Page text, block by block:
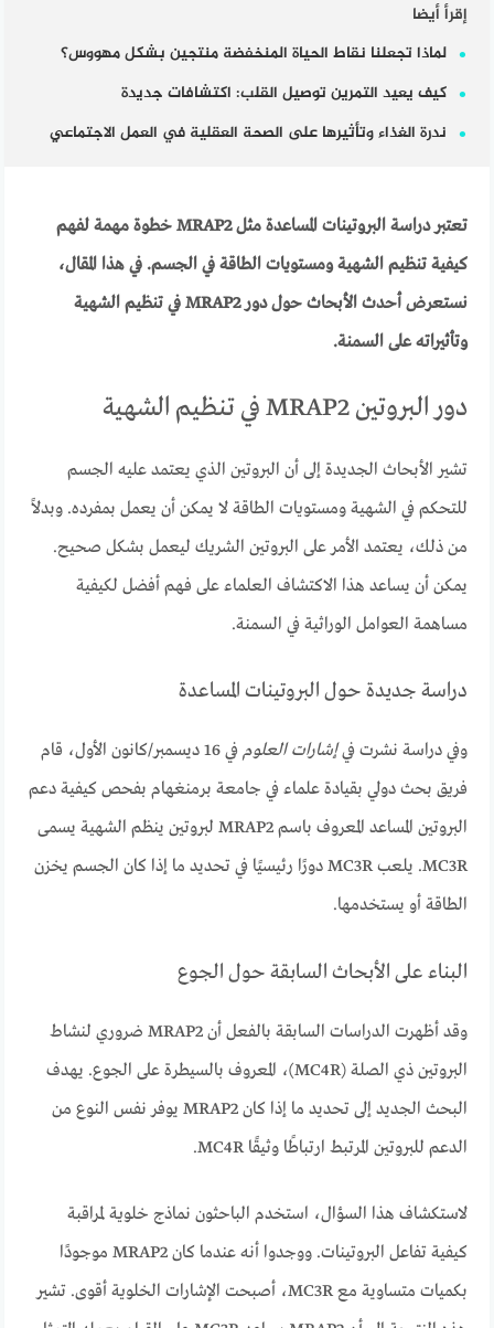
إقرأ أيضا
لماذا تجعلنا نقاط الحياة المنخفضة منتجين بشكل مهووس؟
كيف يعيد التمرين توصيل القلب: اكتشافات جديدة
ندرة الغذاء وتأثيرها على الصحة العقلية في العمل الاجتماعي
تعتبر دراسة البروتينات المساعدة مثل MRAP2 خطوة مهمة لفهم
كيفية تنظيم الشهية ومستويات الطاقة في الجسم. في هذا المقال،
نستعرض أحدث الأبحاث حول دور MRAP2 في تنظيم الشهية
وتأثيراته على السمنة.
دور البروتين MRAP2 في تنظيم الشهية
تشير الأبحاث الجديدة إلى أن البروتين الذي يعتمد عليه الجسم
للتحكم في الشهية ومستويات الطاقة لا يمكن أن يعمل بمفرده. وبدلاً
من ذلك، يعتمد الأمر على البروتين الشريك ليعمل بشكل صحيح.
يمكن أن يساعد هذا الاكتشاف العلماء على فهم أفضل لكيفية
مساهمة العوامل الوراثية في السمنة.
دراسة جديدة حول البروتينات المساعدة
وفي دراسة نشرت فيإشارات العلوم
في 16 ديسمبر/كانون الأول، قام
فريق بحث دولي بقيادة علماء في جامعة برمنغهام بفحص كيفية دعم
البروتين المساعد المعروف باسم MRAP2 لبروتين ينظم الشهية يسمى
MC3R. يلعب MC3R دورًا رئيسيًا في تحديد ما إذا كان الجسم يخزن
الطاقة أو يستخدمها.
البناء على الأبحاث السابقة حول الجوع
وقد أظهرت الدراسات السابقة بالفعل أن MRAP2 ضروري لنشاط
البروتين ذي الصلة (MC4R)، المعروف بالسيطرة على الجوع. يهدف
البحث الجديد إلى تحديد ما إذا كان MRAP2 يوفر نفس النوع من
الدعم للبروتين المرتبط ارتباطًا وثيقًا MC4R.
لاستكشاف هذا السؤال، استخدم الباحثون نماذج خلوية لمراقبة
كيفية تفاعل البروتينات. ووجدوا أنه عندما كان MRAP2 موجودًا
بكميات متساوية مع MC3R، أصبحت الإشارات الخلوية أقوى. تشير